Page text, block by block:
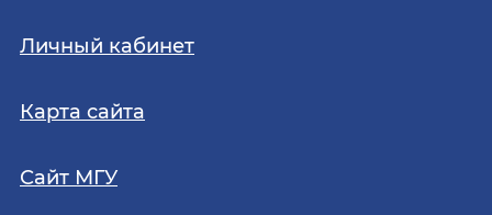
Личный кабинет
Карта сайта
Сайт МГУ